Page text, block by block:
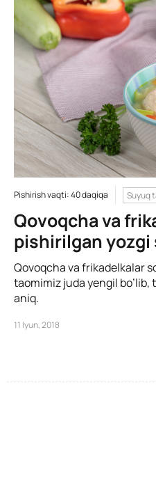
Pishirish vaqti: 40 daqiqa Suyuq
Qovoqcha va
pishirilgan yozgi
Qovoqcha va frikadelkalar
taomimiz juda yengil
aniq.
11 Iyun, 2018